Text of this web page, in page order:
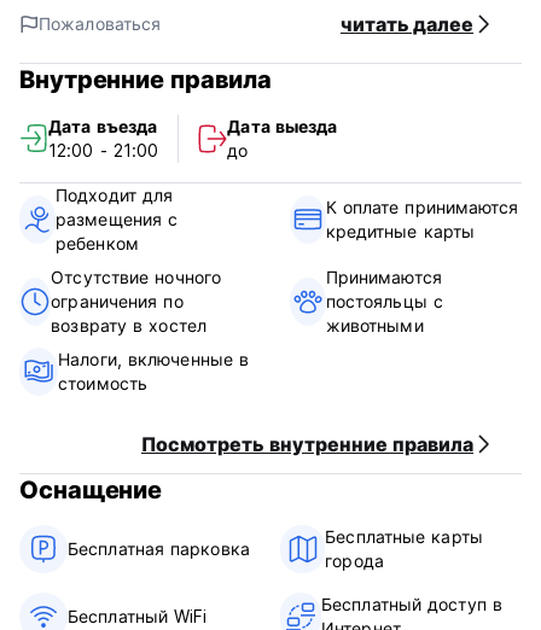
пыль, ни громкие звуки не отвлекают вас. И из
ресторана, и из спальни вы увидите простирающиеся
вокруг холмы и возвышающиеся вдалеке Гималаи. Нигде
больше в Нагаркоте вы не найдете такой мирной
улицы.
Именно это возвышенное уединение заставляет
путешественников возвращаться сюда уже более
двадцати лет. Как выразился один из гостей: «Как только
я приехал сюда, я перестал искать где-то еще».
Гости также могут воспользоваться всеми этими
современными функциями:
--Бесплатный Wi-Fi в общественных местах
--Горячий душ
--Местные, индийские и континентальные блюда
- Бесплатные одеяла с подогревом и пакеты с водой на
случай холодных ночей.
--Утренние туры на рассвете
--Барбекю поздно вечером.
- Бесплатная частная парковка
Пожаловаться читать далее
Внутренние правила
Дата въезда
12:00 - 21:00
Дата выезда
до
Подходит для
размещения с
ребенком
К оплате принимаются
кредитные карты
Отсутствие ночного
ограничения по
возврату в хостел
Принимаются
постояльцы с
животными
Налоги, включенные в
стоимость
Посмотреть внутренние правила
Оснащение
Бесплатная парковка
Бесплатные карты
города
Бесплатный WiFi
Бесплатный доступ в